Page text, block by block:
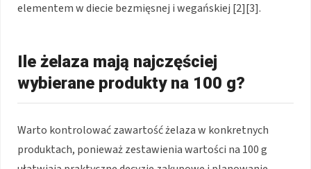
elementem w diecie bezmięsnej i wegańskiej [2][3].
Ile żelaza mają najczęściej
wybierane produkty na 100 g?
Warto kontrolować zawartość żelaza w konkretnych
produktach, ponieważ zestawienia wartości na 100 g